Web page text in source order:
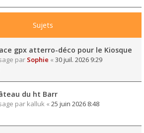
Sujets
gpx atterro-déco pour le Kiosque
par Sophie « 30 juil. 2026 9:29
du ht Barr
par kalluk « 25 juin 2026 8:48